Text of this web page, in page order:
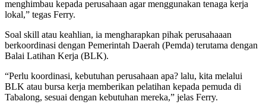
menghimbau kepada perusahaan agar menggunakan tenaga kerja
lokal,” tegas Ferry.
Soal skill atau keahlian, ia mengharapkan pihak perusahaaan
berkoordinasi dengan Pemerintah Daerah (Pemda) terutama dengan
Balai Latihan Kerja (BLK).
“Perlu koordinasi, kebutuhan perusahaan apa? lalu, kita melalui
BLK atau bursa kerja memberikan pelatihan kepada pemuda di
Tabalong, sesuai dengan kebutuhan mereka,” jelas Ferry.